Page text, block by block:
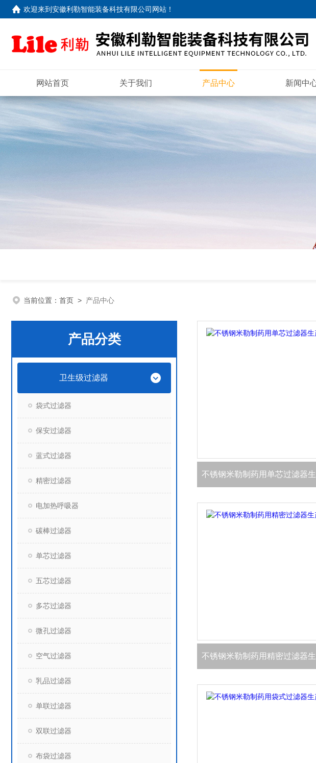
欢迎来到安徽利勒智能装备科技有限公司网站 ！
网站首页 关于我们 产品中心 新闻中
当前位置： 首页 > 产品中心
产品分类
卫生级过滤器
袋式过滤器
保安过滤器
蓝式过滤器
精密过滤器
电加热呼吸器
碳棒过滤器
单芯过滤器
五芯过滤器
多芯过滤器
微孔过滤器
空气过滤器
乳品过滤器
单联过滤器
双联过滤器
布袋过滤器
不锈钢米勒制药用单芯过滤器
不锈钢米勒制药用精密过滤器